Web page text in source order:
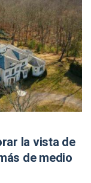
la vista de
de medio